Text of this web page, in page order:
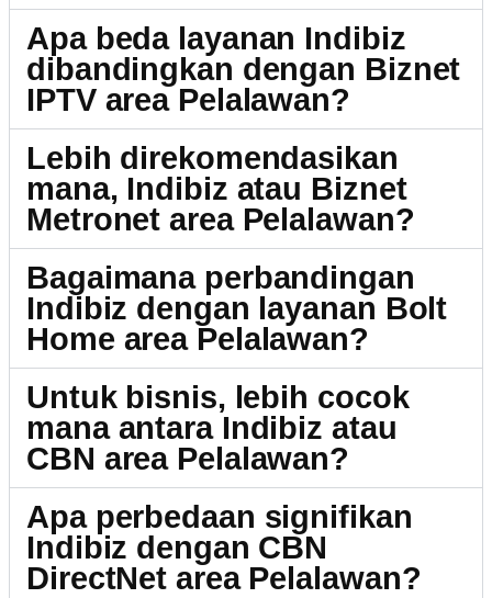
Apa beda layanan Indibiz
dibandingkan dengan Biznet
IPTV area Pelalawan?
Lebih direkomendasikan
mana, Indibiz atau Biznet
Metronet area Pelalawan?
Bagaimana perbandingan
Indibiz dengan layanan Bolt
Home area Pelalawan?
Untuk bisnis, lebih cocok
mana antara Indibiz atau
CBN area Pelalawan?
Apa perbedaan signifikan
Indibiz dengan CBN
DirectNet area Pelalawan?